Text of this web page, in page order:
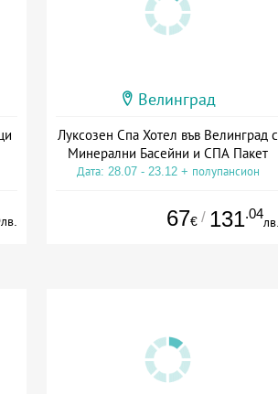
лв.
Велинград
Луксозен Спа Хотел във Велинград с
Минерални Басейни и СПА Пакет
Дата: 28.07 - 23.12 + полупансион
67€ / 131.04
лв.